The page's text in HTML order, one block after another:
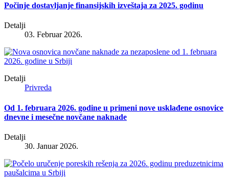
Počinje dostavljanje finansijskih izveštaja za 2025. godinu
Detalji
03. Februar 2026.
Detalji
Privreda
Od 1. februara 2026. godine u primeni nove usklađene osnovice
dnevne i mesečne novčane naknade
Detalji
30. Januar 2026.